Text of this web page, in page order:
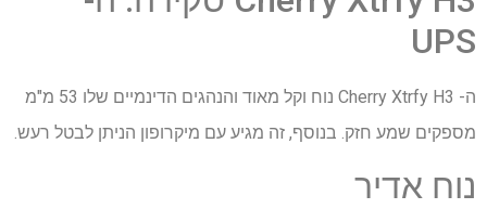
UPS
ה- Cherry Xtrfy H3 נוח וקל מאוד והנהגים הדינמיים שלו 53 מ"מ
מספקים שמע חזק. בנוסף, זה מגיע עם מיקרופון הניתן לבטל רעש.
נוח אדיר